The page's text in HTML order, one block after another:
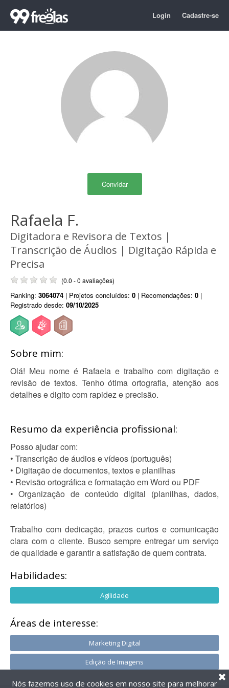
Login Cadastre-se
Convidar
Rafaela F.
Digitadora e Revisora de Textos |
Transcrição de Áudios | Digitação Rápida e
Precisa
(0.0 - 0 avaliações)
Ranking: 3064074 | Projetos concluídos: 0 | Recomendações: 0 |
Registrado desde: 09/10/2025
Sobre mim:
Olá! Meu nome é Rafaela e trabalho com digitação e
revisão de textos. Tenho ótima ortografia, atenção aos
detalhes e digito com rapidez e precisão.
Resumo da experiência profissional:
Posso ajudar com:
• Transcrição de áudios e vídeos (português)
• Digitação de documentos, textos e planilhas
• Revisão ortográfica e formatação em Word ou PDF
• Organização de conteúdo digital (planilhas, dados,
relatórios)
Trabalho com dedicação, prazos curtos e comunicação
clara com o cliente. Busco sempre entregar um serviço
de qualidade e garantir a satisfação de quem contrata.
Habilidades:
Agilidade
Áreas de interesse:
Marketing Digital
Edição de Imagens
Nós fazemos uso de cookies em nosso site para melhorar